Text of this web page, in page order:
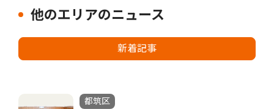
他のエリアのニュース
新着記事
都筑区